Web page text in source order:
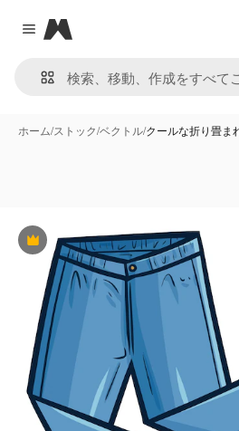
Close menu
Magnific
ホーム/ストック/ベクトル/クールな折り畳ま
Premium